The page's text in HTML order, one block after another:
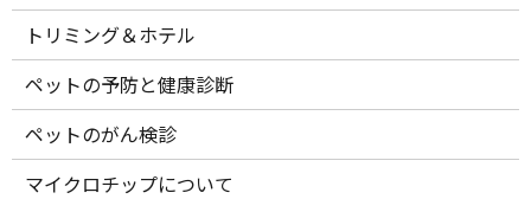
トリミング＆ホテル
ペットの予防と健康診断
ペットのがん検診
マイクロチップについて